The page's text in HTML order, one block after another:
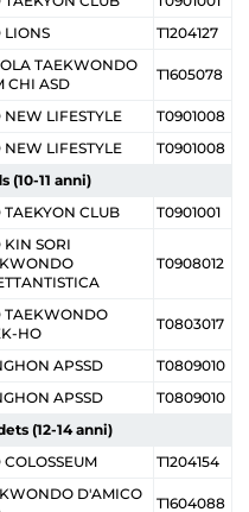
LIONS T1204127
TAEKWONDO
CHI ASD
T1605078
NEW LIFESTYLE
T0901008
NEW LIFESTYLE
T0901008
(10-11 anni)
TAEKYON CLUB T0901001
KIN SORI
T0908012
TAEKWONDO
HO
T0803017
APSSD
T0809010
APSSD
T0809010
(12-14 anni)
COLOSSEUM T1204154
D'AMICO
T1604088